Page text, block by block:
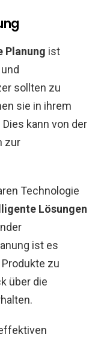
Planung ist
sollten zu
sie in ihrem
kann von der
zur
Technologie
Lösungen
ist es
zu
über die